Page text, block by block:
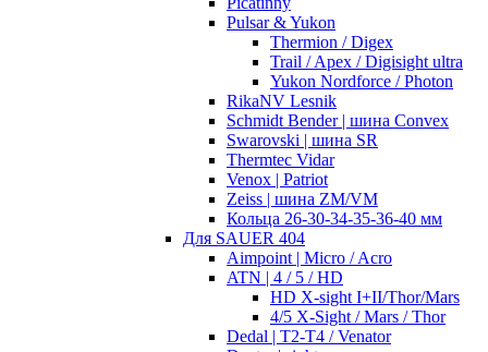
Pulsar & Yukon
Thermion / Digex
Trail / Apex / Digisight ultra
Yukon Nordforce / Photon
RikaNV Lesnik
Schmidt Bender | шина Convex
Swarovski | шина SR
Thermtec Vidar
Venox | Patriot
Zeiss | шина ZM/VM
Кольца 26-30-34-35-36-40 мм
Для SAUER 404
Aimpoint | Micro / Acro
ATN | 4 / 5 / HD
HD X-sight I+II/Thor/Mars
4/5 X-Sight / Mars / Thor
Dedal | T2-T4 / Venator